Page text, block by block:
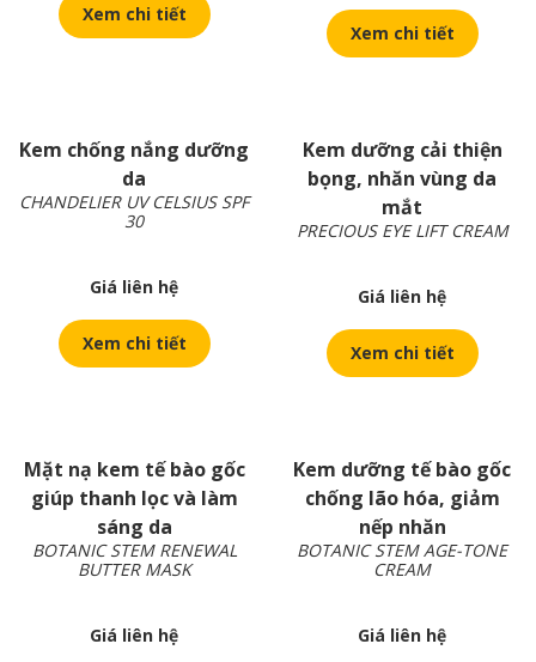
Xem chi tiết
Xem chi tiết
Kem chống nắng dưỡng
da
CHANDELIER UV CELSIUS SPF
30
Giá liên hệ
Xem chi tiết
Kem dưỡng cải thiện
bọng, nhăn vùng da
mắt
PRECIOUS EYE LIFT CREAM
Giá liên hệ
Xem chi tiết
Mặt nạ kem tế bào gốc
giúp thanh lọc và làm
sáng da
BOTANIC STEM RENEWAL
BUTTER MASK
Giá liên hệ
Kem dưỡng tế bào gốc
chống lão hóa, giảm
nếp nhăn
BOTANIC STEM AGE-TONE
CREAM
Giá liên hệ